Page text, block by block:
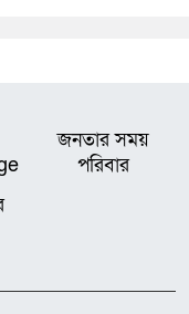
জনতার সময়
পরিবার